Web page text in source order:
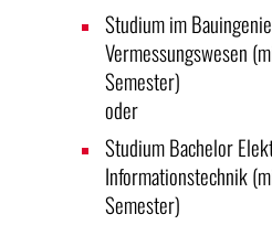
Studium im
Vermessungswesen
Semester)
oder
Studium Bachelor
Informationstechnik
Semester)